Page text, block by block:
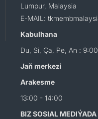
Lumpur, Malaysia
E-MAIL:
Kabulhana
Du, Si, Ça, Pe, An :
Jaň merkezi
Arakesme
13:00 - 14:00
BIZ SOSIAL MEDIÝADA